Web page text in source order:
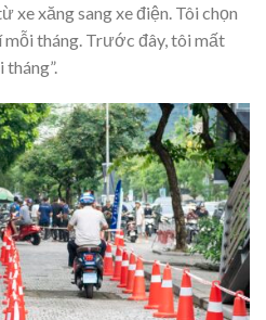
xe xăng sang xe điện. Tôi chọn
mỗi tháng. Trước đây, tôi mất